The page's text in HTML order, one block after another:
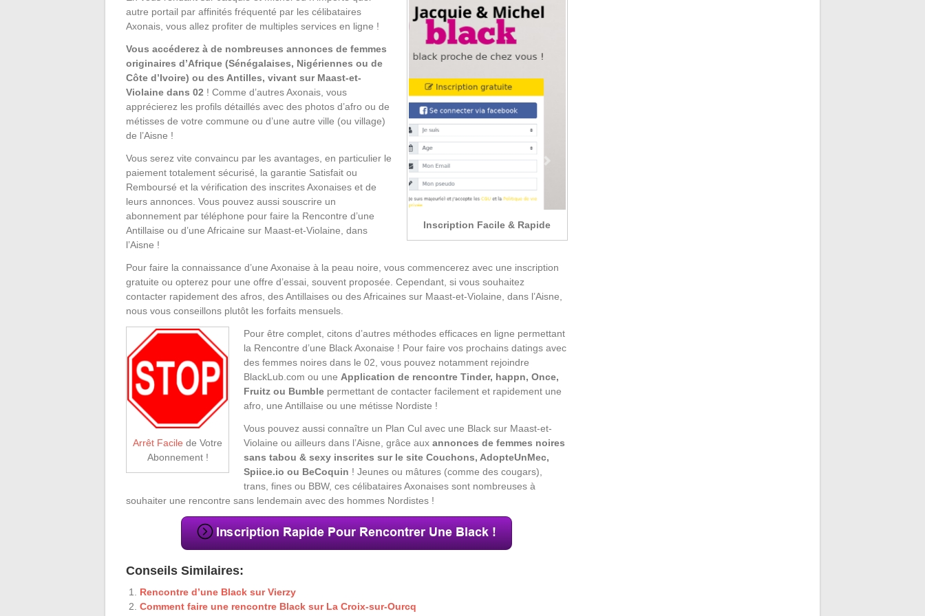
Inscription Facile & Rapide
autre portail par affinités fréquenté par les célibataires
Axonais, vous allez profiter de multiples services en ligne !
Vous accéderez à de nombreuses annonces de femmes
originaires d’Afrique (Sénégalaises, Nigériennes ou de
Côte d’Ivoire) ou des Antilles, vivant sur Maast-et-
Violaine dans 02 ! Comme d’autres Axonais, vous
apprécierez les profils détaillés avec des photos d’afro ou de
métisses de votre commune ou d’une autre ville (ou village)
de l’Aisne !
Vous serez vite convaincu par les avantages, en particulier le
paiement totalement sécurisé, la garantie Satisfait ou
Remboursé et la vérification des inscrites Axonaises et de
leurs annonces. Vous pouvez aussi souscrire un
abonnement par téléphone pour faire la Rencontre d’une
Antillaise ou d’une Africaine sur Maast-et-Violaine, dans
l’Aisne !
Pour faire la connaissance d’une Axonaise à la peau noire, vous commencerez avec une inscription
gratuite ou opterez pour une offre d’essai, souvent proposée. Cependant, si vous souhaitez
contacter rapidement des afros, des Antillaises ou des Africaines sur Maast-et-Violaine, dans l’Aisne,
nous vous conseillons plutôt les forfaits mensuels.
Arrêt Facile de Votre
Abonnement !
Pour être complet, citons d’autres méthodes efficaces en ligne permettant
la Rencontre d’une Black Axonaise ! Pour faire vos prochains datings avec
des femmes noires dans le 02, vous pouvez notamment rejoindre
BlackLub.com ou une Application de rencontre Tinder, happn, Once,
Fruitz ou Bumble permettant de contacter facilement et rapidement une
afro, une Antillaise ou une métisse Nordiste !
Vous pouvez aussi connaître un Plan Cul avec une Black sur Maast-et-
Violaine ou ailleurs dans l’Aisne, grâce aux annonces de femmes noires
sans tabou & sexy inscrites sur le site Couchons, AdopteUnMec,
Spiice.io ou BeCoquin ! Jeunes ou mâtures (comme des cougars),
trans, fines ou BBW, ces célibataires Axonaises sont nombreuses à
souhaiter une rencontre sans lendemain avec des hommes Nordistes !
Conseils Similaires:
Rencontre d’une Black sur Vierzy
Comment faire une rencontre Black sur La Croix-sur-Ourcq